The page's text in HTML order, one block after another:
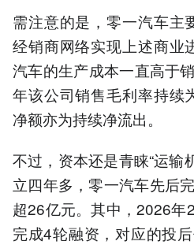
需注意的是，零一汽车主
经销商网络实现上述商业
汽车的生产成本一直高于
年该公司销售毛利率持续
净额亦为持续净流出。
不过，资本还是青睐“运输
立四年多，零一汽车先后
超26亿元。其中，2026
完成4轮融资，对应的投